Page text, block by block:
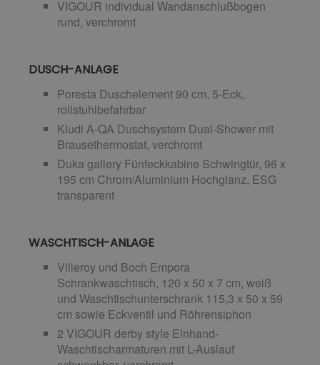
VIGOUR individual Wandanschlußbogen
rund, verchromt
DUSCH-ANLAGE
Poresta Duschelement 90 cm, 5-Eck,
rollstuhlbefahrbar
Kludi A-QA Duschsystem Dual-Shower mit
Brausethermostat, verchromt
Duka gallery Fünfeckkabine Schwingtür, 96 x
195 cm Chrom/Aluminium Hochglanz, ESG
transparent
WASCHTISCH-ANLAGE
Villeroy und Boch Empora
Schrankwaschtisch, 120 x 50 x 7 cm, weiß
und Waschtischunterschrank 115,3 x 50 x 59
cm sowie Eckventil und Röhrensiphon
2 VIGOUR derby style Einhand-
Waschtischarmaturen mit L-Auslauf